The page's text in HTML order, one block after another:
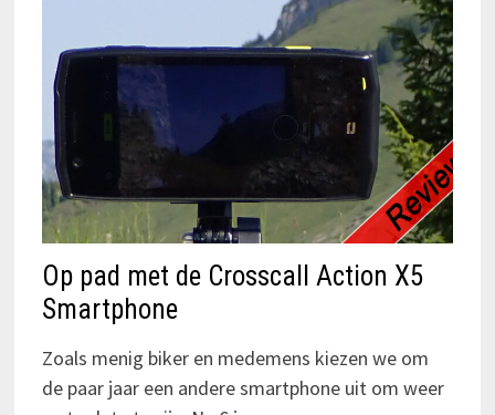
Op pad met de Crosscall Action X5
Smartphone
Zoals menig biker en medemens kiezen we om
de paar jaar een andere smartphone uit om weer